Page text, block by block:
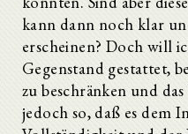
kann dann noch klar
erscheinen? Doch will
Gegenstand gestattet,
zu beschränken und
jedoch so, daß es dem